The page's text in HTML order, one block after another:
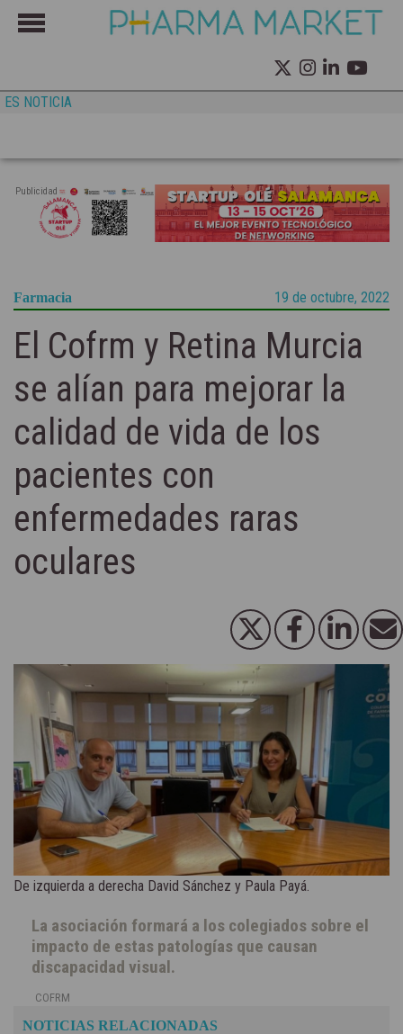
ES NOTICIA
Publicidad
Farmacia 19 de octubre, 2022
El Cofrm y Retina Murcia
se alían para mejorar la
calidad de vida de los
pacientes con
enfermedades raras
oculares
De izquierda a derecha David Sánchez y Paula Payá.
La asociación formará a los colegiados sobre el
impacto de estas patologías que causan
discapacidad visual.
COFRM
NOTICIAS RELACIONADAS